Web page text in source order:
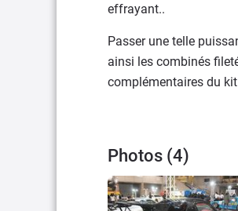
effrayant..
Passer une telle
ainsi les combinés
complémentaires du
Photos (4)